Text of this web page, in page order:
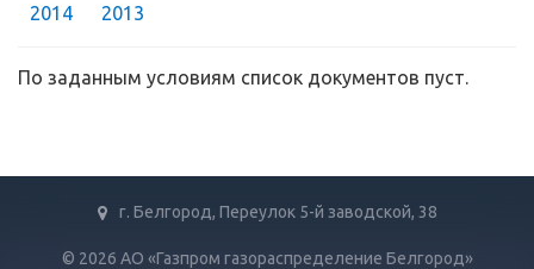
2014
2013
По заданным условиям список документов пуст.
г. Белгород, Переулок 5-й заводской, 38
© 2026 АО «Газпром газораспределение Белгород»